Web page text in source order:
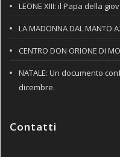
LEONE XIII: il Papa della
LA MADONNA DAL MANTO
CENTRO DON ORIONE DI
NATALE: Un documento
dicembre.
Contatti